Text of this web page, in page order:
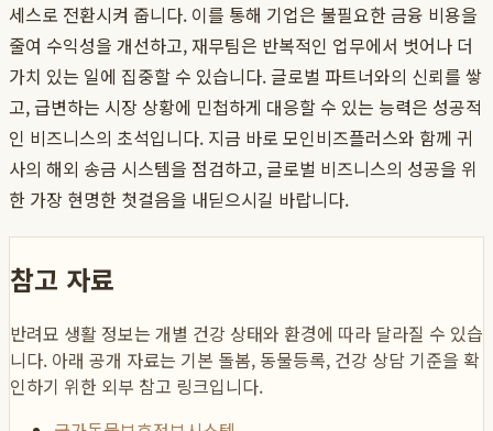
세스로 전환시켜 줍니다. 이를 통해 기업은 불필요한 금융 비용을
줄여 수익성을 개선하고, 재무팀은 반복적인 업무에서 벗어나 더
가치 있는 일에 집중할 수 있습니다. 글로벌 파트너와의 신뢰를 쌓
고, 급변하는 시장 상황에 민첩하게 대응할 수 있는 능력은 성공적
인 비즈니스의 초석입니다. 지금 바로 모인비즈플러스와 함께 귀
사의 해외 송금 시스템을 점검하고, 글로벌 비즈니스의 성공을 위
한 가장 현명한 첫걸음을 내딛으시길 바랍니다.
참고 자료
반려묘 생활 정보는 개별 건강 상태와 환경에 따라 달라질 수 있습
니다. 아래 공개 자료는 기본 돌봄, 동물등록, 건강 상담 기준을 확
인하기 위한 외부 참고 링크입니다.